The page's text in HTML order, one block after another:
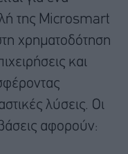
της Microsmart
χρηματοδότηση
και
λύσεις. Οι
αφορούν: